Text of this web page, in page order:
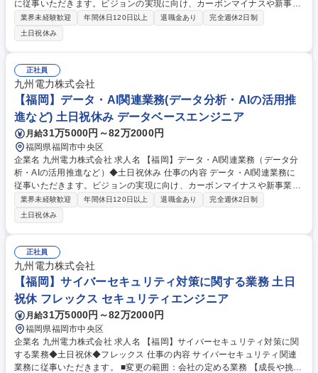
に従事いただきます。ビジョンの実現に向け、カーボンマイナスや新事業
への進出など、私たちと共に新たなフィールドへ挑戦していただける仲間
を歓迎します。 ・システム開発計画策定および企画 ・大規模システム開
発プロジェクトの推進 ・IT戦略、ガバナンスに関する業務 ■変更の範囲：
会社の定める業務 募集職種 【福岡】情報システム関連業務（システム開
発など）◆土日祝休◆フレックス
業界未経験歓迎 年間休日120日以上 退職金あり
完全週休2日制
土日祝休み
正社員
九州電力株式会社
【福岡】データ・AI関連業務(データ分析・AIの活用推
進など) 土日祝休み データベースエンジニア
月給31万5000円～82万2000円
福岡県福岡市中央区
企業名 九州電力株式会社 求人名 【福岡】データ・AI関連業務（データ分
析・AIの活用推進など）◆土日祝休み 仕事の内容 データ・AI関連業務に
従事いただきます。ビジョンの実現に向け、カーボンマイナスや新事業へ
の進出など、私たちと共に新たなフィールドへ挑戦していただける仲間を
歓迎します。 ・データ分析・AIの活用推進、実装 ・データ・AI基盤の整
備（技術調査を含む） ・データ・AI戦略、ガバナンスに関する業務 ■変更
の範囲：会社の定める業務 募集職種 【福岡】データ・AI関連業務（デー
タ分析・AIの活用推進など）◆土日祝休み
業界未経験歓迎 年間休日120日以上 退職金あり
完全週休2日制
土日祝休み
正社員
九州電力株式会社
【福岡】サイバーセキュリティ対策に関する業務 土日
祝休 フレックス セキュリティエンジニア
月給31万5000円～82万2000円
福岡県福岡市中央区
企業名 九州電力株式会社 求人名 【福岡】サイバーセキュリティ対策に関
する業務◆土日祝休◆フレックス 仕事の内容 サイバーセキュリティ関連
業務に従事いただきます。 ■変更の範囲：会社の定める業務 【成長や挑戦